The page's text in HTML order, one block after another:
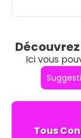
Ici vous
Tous